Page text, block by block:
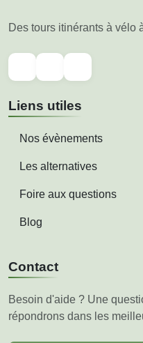
Des tours itinérants à vélo
Liens utiles
Nos évènements
Les alternatives
Foire aux questions
Blog
Contact
Besoin d'aide ? Une
répondrons dans les